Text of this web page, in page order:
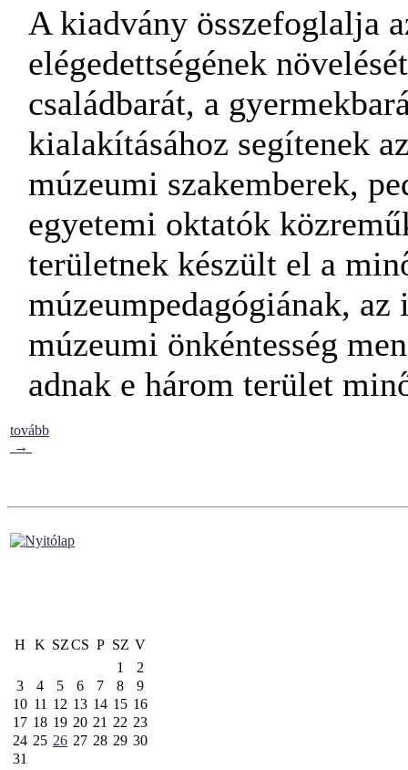
A kiadvány összefoglalja
elégedettségének
családbarát, a
kialakításához segítenek
múzeumi szakemberek,
egyetemi oktatók
területnek készült el a
múzeumpedagógiának,
múzeumi önkéntesség
adnak e három terület
tovább
→
H K SZCS P SZ V
1
2
3
4 5 6 7 8
9
10 11 12 13 14 15 16
17 18 19 20 21 22 23
24 25 26 27 28 29 30
31